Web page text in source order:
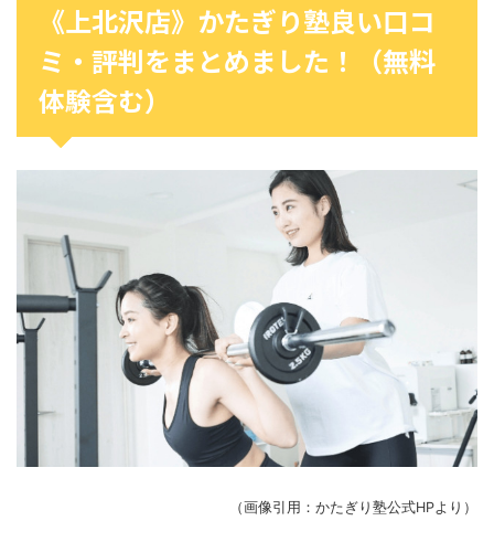
《上北沢店》かたぎり塾良い口コ
ミ・評判をまとめました！（無料
体験含む）
（画像引用：かたぎり塾公式HPより）